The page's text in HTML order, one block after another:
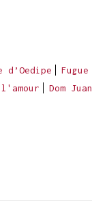
Fugue
Dom Juan